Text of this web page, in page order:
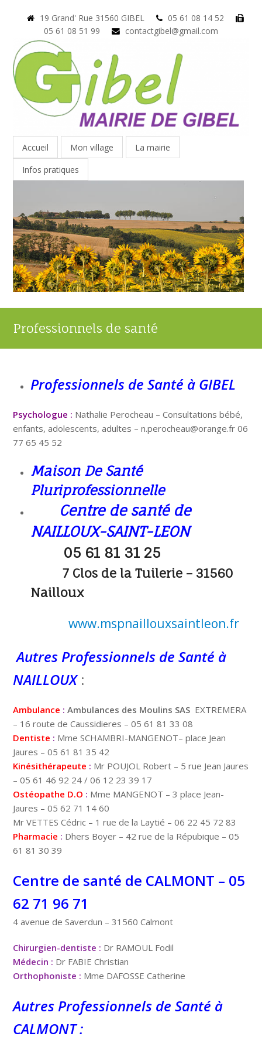
19 Grand' Rue 31560 GIBEL
05 61 08 14 52
05 61 08 51 99
contactgibel@gmail.com
Accueil Mon village
La mairie
Infos pratiques
Professionnels de santé
Professionnels de Santé à GIBEL
Psychologue : Nathalie Perocheau – Consultations bébé,
enfants, adolescents, adultes – n.perocheau@orange.fr 06
77 65 45 52
Maison De Santé
Pluriprofessionnelle
Centre de santé de
NAILLOUX-SAINT-LEON
05 61 81 31 25
7 Clos de la Tuilerie – 31560
Nailloux
www.mspnaillouxsaintleon.fr
Autres Professionnels de Santé à
NAILLOUX :
Ambulance : Ambulances des Moulins SAS EXTREMERA
– 16 route de Caussidieres – 05 61 81 33 08
Dentiste : Mme SCHAMBRI-MANGENOT– place Jean
Jaures – 05 61 81 35 42
Kinésithérapeute : Mr POUJOL Robert – 5 rue Jean Jaures
– 05 61 46 92 24 / 06 12 23 39 17
Ostéopathe D.O : Mme MANGENOT – 3 place Jean-
Jaures – 05 62 71 14 60
Mr VETTES Cédric – 1 rue de la Laytié – 06 22 45 72 83
Pharmacie : Dhers Boyer – 42 rue de la Répubique – 05
61 81 30 39
Centre de santé de CALMONT – 05
62 71 96 71
4 avenue de Saverdun – 31560 Calmont
Chirurgien-dentiste : Dr RAMOUL Fodil
Médecin : Dr FABIE Christian
Orthophoniste : Mme DAFOSSE Catherine
Autres Professionnels de Santé à
CALMONT :